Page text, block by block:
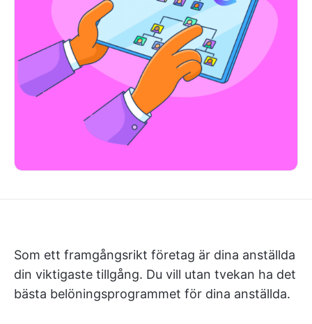
Som ett framgångsrikt företag är dina anställda
din viktigaste tillgång. Du vill utan tvekan ha det
bästa belöningsprogrammet för dina anställda.